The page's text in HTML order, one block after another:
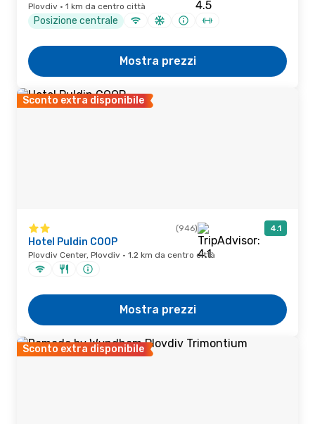
Plovdiv · 1 km da centro città
Posizione centrale
Mostra prezzi
Sconto extra disponibile
(946) 4.1
Hotel Puldin COOP
Plovdiv Center, Plovdiv · 1.2 km da centro città
Mostra prezzi
Sconto extra disponibile